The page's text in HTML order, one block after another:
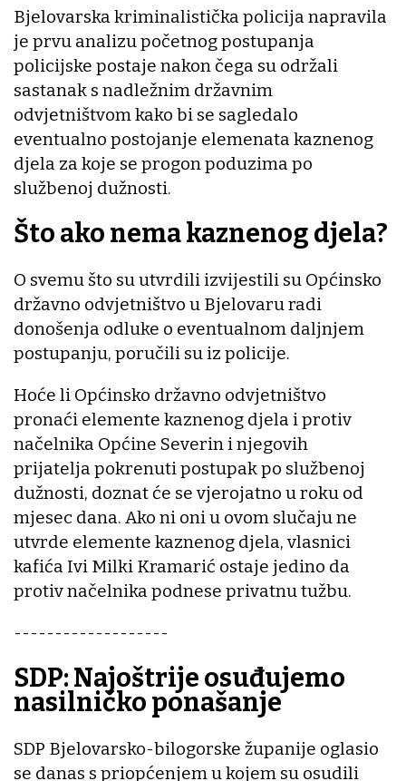
Bjelovarska kriminalistička policija napravila
je prvu analizu početnog postupanja
policijske postaje nakon čega su održali
sastanak s nadležnim državnim
odvjetništvom kako bi se sagledalo
eventualno postojanje elemenata kaznenog
djela za koje se progon poduzima po
službenoj dužnosti.
Što ako nema kaznenog djela?
O svemu što su utvrdili izvijestili su Općinsko
državno odvjetništvo u Bjelovaru radi
donošenja odluke o eventualnom daljnjem
postupanju, poručili su iz policije.
Hoće li Općinsko državno odvjetništvo
pronaći elemente kaznenog djela i protiv
načelnika Općine Severin i njegovih
prijatelja pokrenuti postupak po službenoj
dužnosti, doznat će se vjerojatno u roku od
mjesec dana. Ako ni oni u ovom slučaju ne
utvrde elemente kaznenog djela, vlasnici
kafića Ivi Milki Kramarić ostaje jedino da
protiv načelnika podnese privatnu tužbu.
-------------------
SDP: Najoštrije osuđujemo
nasilničko ponašanje
SDP Bjelovarsko-bilogorske županije oglasio
se danas s priopćenjem u kojem su osudili